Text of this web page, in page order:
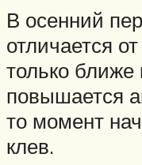
В осенний
отличается
только
повышается
то момент
клев.